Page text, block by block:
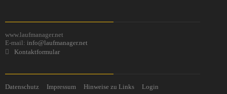
www.laufmanager.net
E-mail: info@laufmanager.net
Kontaktformular
Datenschutz Impressum Hinweise zu Links Login